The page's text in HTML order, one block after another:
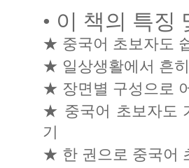
• 이 책의 특징
★ 중국어 초보자도
★ 일상생활에서 흔
★ 장면별 구성으로
★ 중국어 초보자도
기
★ 한 권으로 중국어